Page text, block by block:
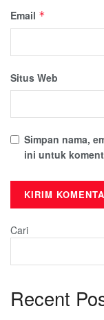
Email *
Situs Web
Simpan nama,
ini untuk
Cari
Recent